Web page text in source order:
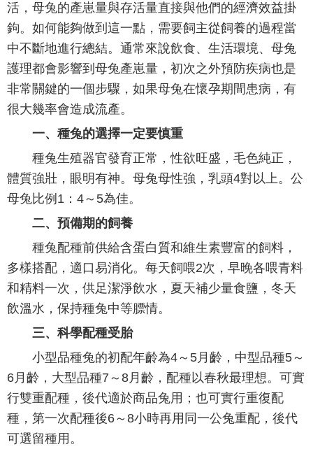
活，母兔的產崽量與存活量直接與他們的經濟效益掛
鉤。如何能夠做到這一點，需要飼主從飼養的過程當
中不斷地進行總結。通常來說飲食、生活環境、母兔
護理都會影響到母兔產崽量，初次之外預防疾病也是
非常關鍵的一個步驟，如果母兔在懷孕期間患病，有
很大幾率會造成流產。
一、種兔的選擇一定要慎重
種兔生殖器官發育正常，性欲旺盛，毛色純正，
體質強壯，眼明有神。母兔母性強，乳頭4對以上。公
母兔比例1：4～5為佳。
二、預備期的飼養
種兔配種前供給含蛋白質和維生素豐富的飼料，
多樣搭配，適口易消化。每天飼喂2次，早晚各喂青料
和精料一次，供足潔淨飲水，夏天補少量食鹽，冬天
飲溫水，保持種兔中等膘情。
三、科學配種受胎
小型品種兔的初配年齡為4～5月齡，中型品種5～
6月齡，大型品種7～8月齡，配種以春秋最理想。可實
行雙重配種，後代適於商品兔用；也可實行重復配
種，第一次配種後6～8小時再用同一公兔重配，後代
可選留種用。